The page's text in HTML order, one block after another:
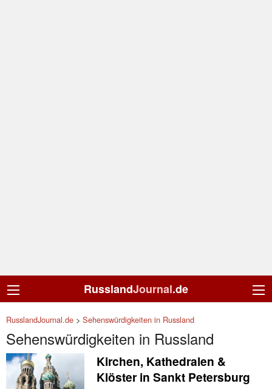
RusslandJournal.de
RusslandJournal.de > Sehenswürdigkeiten in Russland
Sehenswürdigkeiten in Russland
Kirchen, Kathedralen &
Klöster in Sankt Petersburg